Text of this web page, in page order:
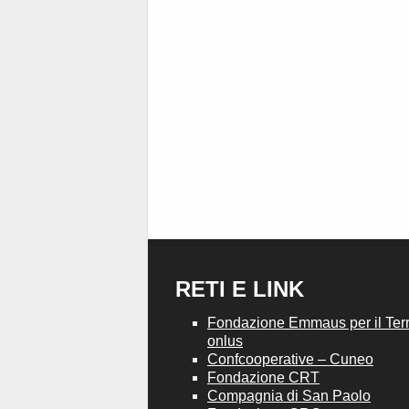
RETI E LINK
Fondazione Emmaus per il
onlus
Confcooperative – Cuneo
Fondazione CRT
Compagnia di San Paolo